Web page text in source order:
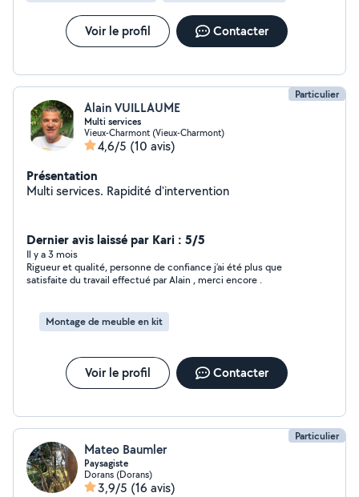
Voir le profil Contacter
Particulier
Alain VUILLAUME
Multi services
Vieux-Charmont (Vieux-Charmont)
4,6/5 (10 avis)
Présentation
Multi services. Rapidité d'intervention
Dernier avis laissé par Kari : 5/5
Il y a 3 mois
Rigueur et qualité, personne de confiance j’ai été plus que
satisfaite du travail effectué par Alain , merci encore .
Montage de meuble en kit
Voir le profil Contacter
Particulier
Mateo Baumler
Paysagiste
Dorans (Dorans)
3,9/5 (16 avis)